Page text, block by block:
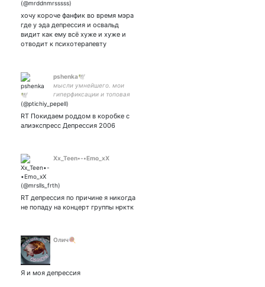
хочу короче фанфик во время мэра
где у эда депрессия и освальд
видит как ему всё хуже и хуже и
отводит к психотерапевту
pshenka🕊
мысли умнейшего. мои
гиперфиксации и топовая
шиза. #лиданцов💜💚
и пиздостраданий\ 🕊нет
войне!《я плачу или хохочу
RT Покидаем роддом в коробке с
алиэкспресс Депрессия 2006
Xx_Teen•-•Emo_xX
RT депрессия по причине я никогда
не попаду на концерт группы нрктк
Олич🍭
Я и моя депрессия